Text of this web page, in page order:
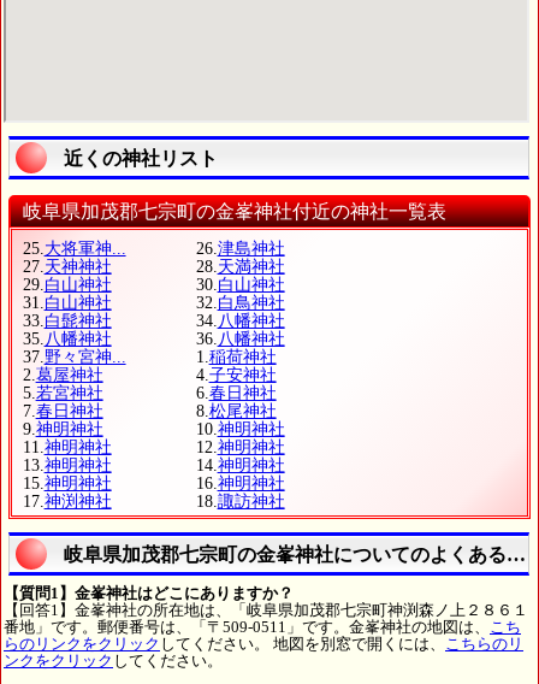
近くの神社リスト
岐阜県加茂郡七宗町の金峯神社付近の神社一覧表
25.大将軍神... 26.津島神社
27.天神神社 28.天満神社
29.白山神社 30.白山神社
31.白山神社 32.白鳥神社
33.白髭神社 34.八幡神社
35.八幡神社 36.八幡神社
37.野々宮神... 1.稲荷神社
2.葛屋神社 4.子安神社
5.若宮神社 6.春日神社
7.春日神社 8.松尾神社
9.神明神社 10.神明神社
11.神明神社 12.神明神社
13.神明神社 14.神明神社
15.神明神社 16.神明神社
17.神渕神社 18.諏訪神社
岐阜県加茂郡七宗町の金峯神社についてのよくある質
【質問1】金峯神社はどこにありますか？
【回答1】金峯神社の所在地は、「岐阜県加茂郡七宗町神渕森ノ上２８６１
番地」です。郵便番号は、「〒509-0511」です。金峯神社の地図は、 こち
らのリンクをクリック してください。 地図を別窓で開くには、 こちらのリ
ンクをクリック してください。